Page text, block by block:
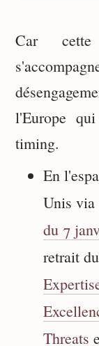
Car
l'Europe
timing.
En
Unis via
du 7
retrait du
Threats